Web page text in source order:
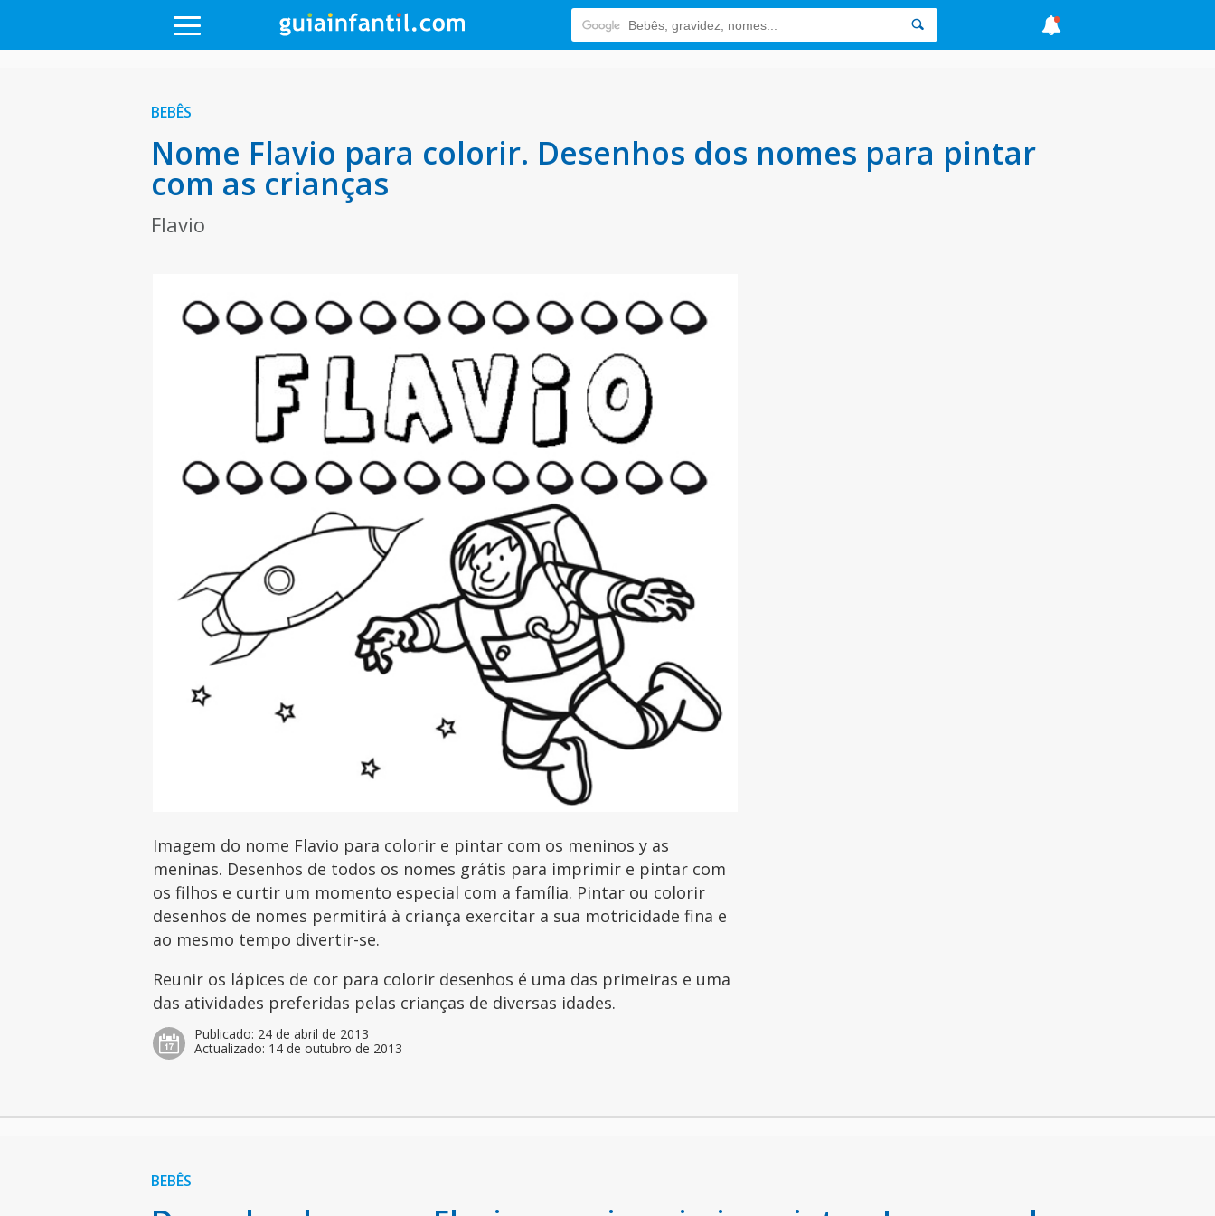
BEBÊS
Nome Flavio para colorir. Desenhos dos nomes para pintar
com as crianças
Flavio
Imagem do nome Flavio para colorir e pintar com os meninos y as
meninas. Desenhos de todos os nomes grátis para imprimir e pintar com
os filhos e curtir um momento especial com a família. Pintar ou colorir
desenhos de nomes permitirá à criança exercitar a sua motricidade fina e
ao mesmo tempo divertir-se.
Reunir os lápices de cor para colorir desenhos é uma das primeiras e uma
das atividades preferidas pelas crianças de diversas idades.
Publicado: 24 de abril de 2013
Actualizado: 14 de outubro de 2013
BEBÊS